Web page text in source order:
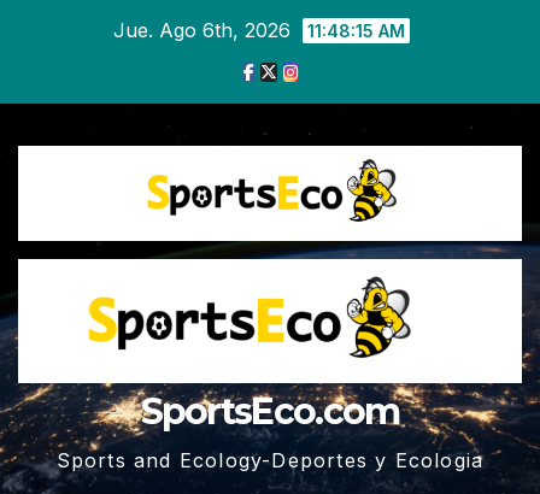
Jue. Ago 6th, 2026 11:48:15 AM
SportsEco.com
Sports and Ecology-Deportes y Ecologia